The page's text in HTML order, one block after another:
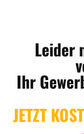
Leider
Ihr
JETZT